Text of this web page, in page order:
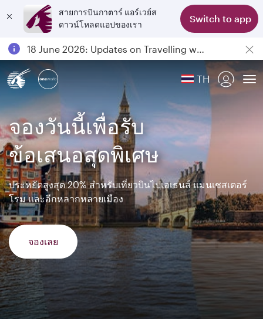
สายการบินกาตาร์ แอร์เวย์ส
ดาวน์โหลดแอปของเรา
Switch to app
Passengers flying between Doha and Auckland on QR914 and QR915
18 June 2026: Updates on Travelling with Power Banks
Qatar Airways Expands Global Network to over 160 Destinations
TH
จองวันนี้เพื่อรับ
ข้อเสนอสุดพิเศษ
ประหยัดสูงสุด 20% สำหรับเที่ยวบินไปเอเธนส์ แมนเชสเตอร์
โรม และอีกหลากหลายเมือง
จองเลย
เดินทางไปยังที่ที่กำลังคึกคัก